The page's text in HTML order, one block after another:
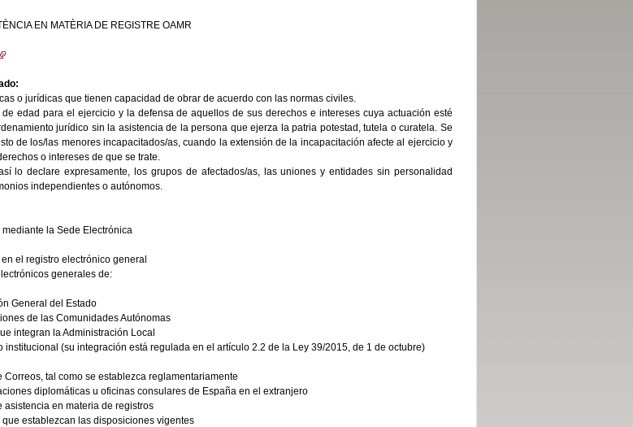
EN MATÈRIA DE REGISTRE OAMR
o jurídicas que tienen capacidad de obrar de acuerdo con las normas civiles.
edad para el ejercicio y la defensa de aquellos de sus derechos e intereses cuya actuación esté
jurídico sin la asistencia de la persona que ejerza la patria potestad, tutela o curatela. Se
de los/las menores incapacitados/as, cuando la extensión de la incapacitación afecte al ejercicio y
o intereses de que se trate.
lo declare expresamente, los grupos de afectados/as, las uniones y entidades sin personalidad
independientes o autónomos.
la Sede Electrónica
el registro electrónico general
generales de:
General del Estado
de las Comunidades Autónomas
integran la Administración Local
institucional (su integración está regulada en el artículo 2.2 de la Ley 39/2015, de 1 de octubre)
Correos, tal como se establezca reglamentariamente
diplomáticas u oficinas consulares de España en el extranjero
asistencia en materia de registros
establezcan las disposiciones vigentes